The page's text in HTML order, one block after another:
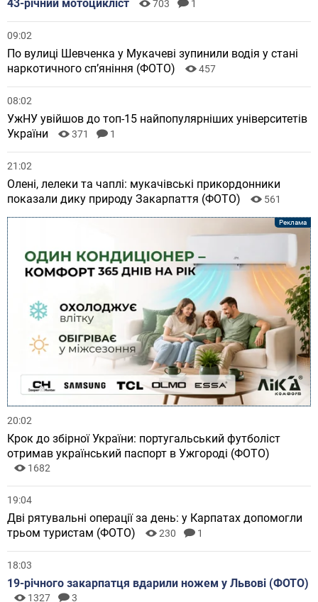
43-річний мотоцикліст
703 1
09:02
По вулиці Шевченка у Мукачеві зупинили водія у стані
наркотичного спʼяніння (ФОТО)
457
08:02
УжНУ увійшов до топ-15 найпопулярніших університетів
України
371 1
21:02
Олені, лелеки та чаплі: мукачівські прикордонники
показали дику природу Закарпаття (ФОТО)
561
20:02
Крок до збірної України: португальський футболіст
отримав український паспорт в Ужгороді (ФОТО)
1682
19:04
Дві рятувальні операції за день: у Карпатах допомогли
трьом туристам (ФОТО)
230 1
18:03
19-річного закарпатця вдарили ножем у Львові (ФОТО)
1327 3